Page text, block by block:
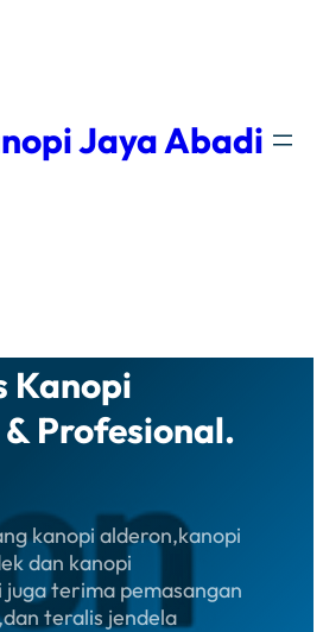
Jaya Abadi
Kanopi
Profesional.
kanopi alderon,kanopi
dan kanopi
terima pemasangan
teralis jendela